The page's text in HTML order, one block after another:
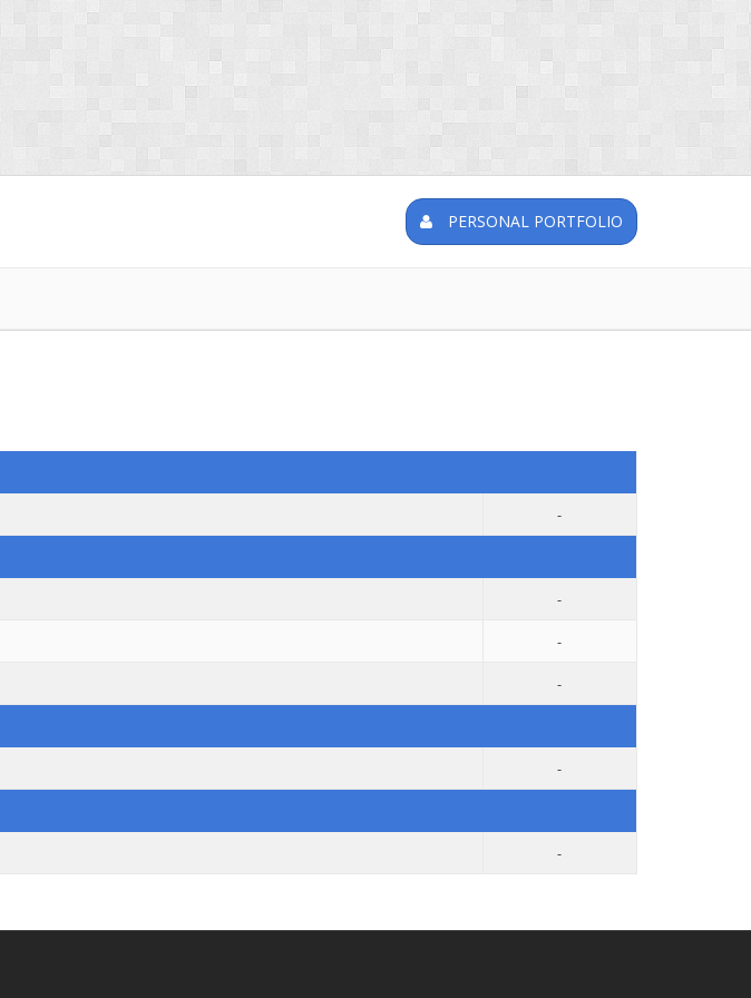
PERSONAL PORTFOLIO
-
-
-
-
-
-